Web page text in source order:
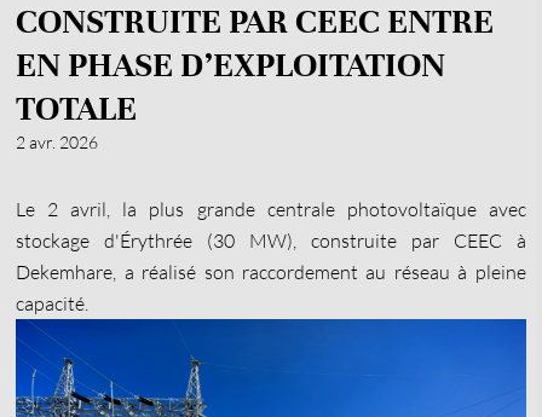
CONSTRUITE PAR CEEC ENTRE
EN PHASE D’EXPLOITATION
TOTALE
2 avr. 2026
Le 2 avril, la plus grande centrale photovoltaïque avec
stockage d'Érythrée (30 MW), construite par CEEC à
Dekemhare, a réalisé son raccordement au réseau à pleine
capacité.